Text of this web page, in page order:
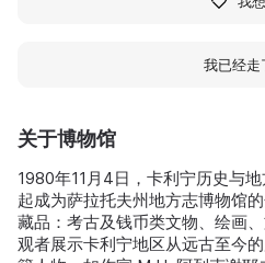
关于博物馆
1980年11月4日，卡利宁历史与
起成为萨拉托夫州地方志博物馆
藏品：考古及钱币类文物、绘画
观者展示卡利宁地区从远古至今
我已经走